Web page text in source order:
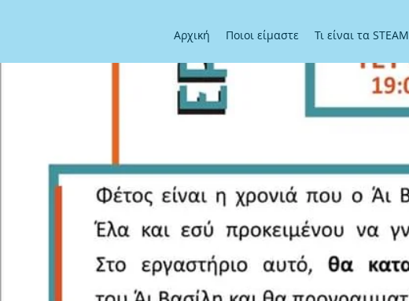
Αρχική Ποιοι είμαστε Τι είναι τα STEAM